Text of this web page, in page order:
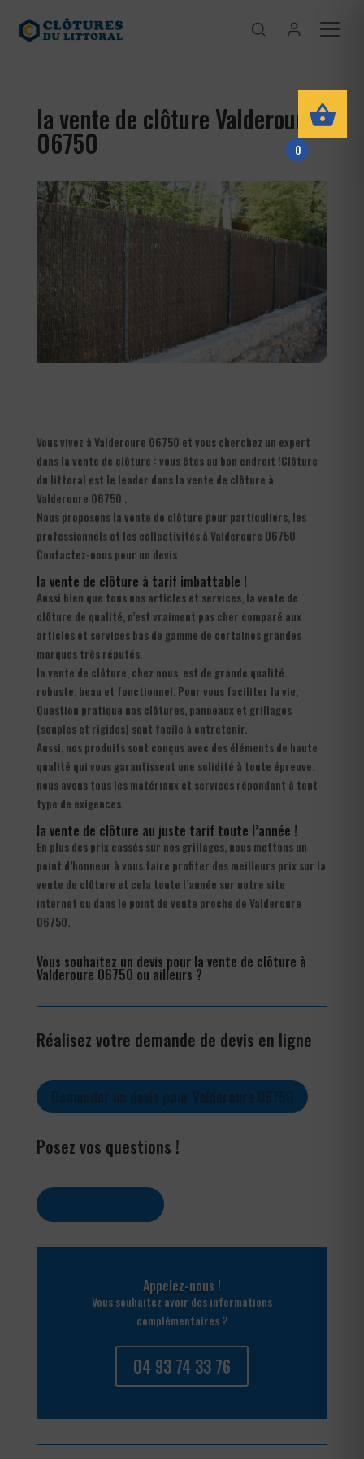
la vente de clôture Valderoure
06750
Vous vivez à Valderoure 06750 et vous cherchez un expert
dans la vente de clôture : vous êtes au bon endroit !Clôture
du littoral est le leader dans la vente de clôture à
Valderoure 06750 .
Nous proposons la vente de clôture pour particuliers, les
professionnels et les collectivités à Valderoure 06750
Contactez-nous pour un devis
la vente de clôture à tarif imbattable !
Aussi bien que tous nos articles et services, la vente de
clôture de qualité, n’est vraiment pas cher comparé aux
articles et services bas de gamme de certaines grandes
marques très réputés.
la vente de clôture, chez nous, est de grande qualité.
robuste, beau et fonctionnel. Pour vous faciliter la vie,
Question pratique nos clôtures, panneaux et grillages
(souples et rigides) sont facile à entretenir.
Aussi, nos produits sont conçus avec des éléments de haute
qualité qui vous garantissent une solidité à toute épreuve.
nous avons tous les matériaux et services répondant à tout
type de exigences.
la vente de clôture au juste tarif toute l’année !
En plus des prix cassés sur nos grillages, nous mettons un
point d’honneur à vous faire profiter des meilleurs prix sur la
vente de clôture et cela toute l’année sur notre site
internet ou dans le point de vente proche de Valderoure
06750.
Vous souhaitez un devis pour la vente de clôture à
Valderoure 06750 ou ailleurs ?
Réalisez votre demande de devis en ligne
Posez vos questions !
Appelez-nous !
Vous souhaitez avoir des informations
complémentaires ?
04 93 74 33 76
0